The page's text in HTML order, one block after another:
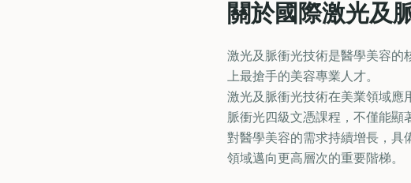
關於國際激光及
激光及脈衝光技術是醫學美容的
上最搶手的美容專業人才。
激光及脈衝光技術在美業領域應
脈衝光四級文憑課程，不僅能顯
對醫學美容的需求持續增長，
領域邁向更高層次的重要階梯。